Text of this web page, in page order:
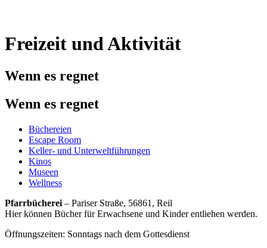
Freizeit und Aktivität
Wenn es regnet
Wenn es regnet
Büchereien
Escape Room
Keller- und Unterweltführungen
Kinos
Museen
Wellness
Pfarrbücherei – Pariser Straße, 56861, Reil
Hier können Bücher für Erwachsene und Kinder entliehen werden.
Öffnungszeiten: Sonntags nach dem Gottesdienst